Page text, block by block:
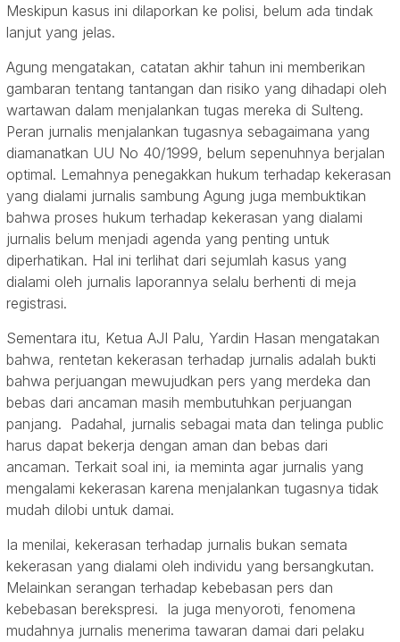
Meskipun kasus ini dilaporkan ke polisi, belum ada tindak
lanjut yang jelas.
Agung mengatakan, catatan akhir tahun ini memberikan
gambaran tentang tantangan dan risiko yang dihadapi oleh
wartawan dalam menjalankan tugas mereka di Sulteng.
Peran jurnalis menjalankan tugasnya sebagaimana yang
diamanatkan UU No 40/1999, belum sepenuhnya berjalan
optimal. Lemahnya penegakkan hukum terhadap kekerasan
yang dialami jurnalis sambung Agung juga membuktikan
bahwa proses hukum terhadap kekerasan yang dialami
jurnalis belum menjadi agenda yang penting untuk
diperhatikan. Hal ini terlihat dari sejumlah kasus yang
dialami oleh jurnalis laporannya selalu berhenti di meja
registrasi.
Sementara itu, Ketua AJI Palu, Yardin Hasan mengatakan
bahwa, rentetan kekerasan terhadap jurnalis adalah bukti
bahwa perjuangan mewujudkan pers yang merdeka dan
bebas dari ancaman masih membutuhkan perjuangan
panjang. Padahal, jurnalis sebagai mata dan telinga public
harus dapat bekerja dengan aman dan bebas dari
ancaman. Terkait soal ini, ia meminta agar jurnalis yang
mengalami kekerasan karena menjalankan tugasnya tidak
mudah dilobi untuk damai.
Ia menilai, kekerasan terhadap jurnalis bukan semata
kekerasan yang dialami oleh individu yang bersangkutan.
Melainkan serangan terhadap kebebasan pers dan
kebebasan berekspresi. Ia juga menyoroti, fenomena
mudahnya jurnalis menerima tawaran damai dari pelaku